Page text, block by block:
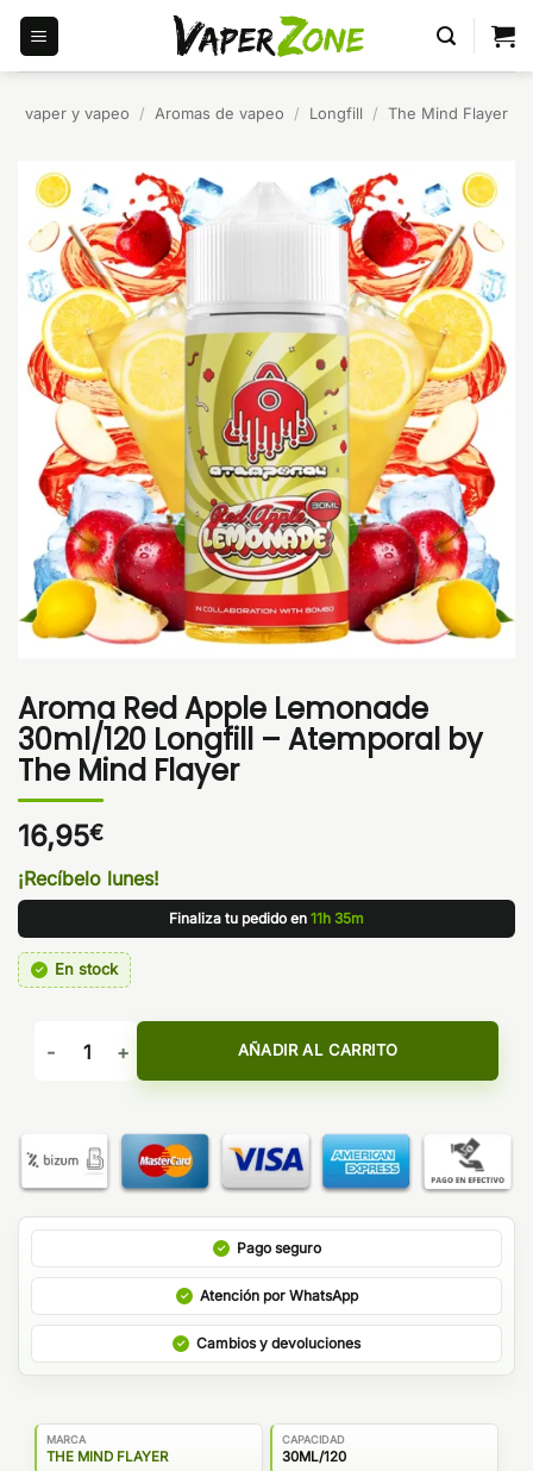
Saltar
contenido
vaper y vapeo / Aromas de vapeo / Longfill / The Mind Flayer
Aroma Red Apple Lemonade
30ml/120 Longfill – Atemporal by
The Mind Flayer
16,95€
¡Recíbelo lunes!
Finaliza tu pedido en 11h 35m
En stock
Aroma Red Apple Lemonade 30ml/120 Longfill - Atemporal
AÑADIR AL CARRITO
Pago seguro
Atención por WhatsApp
Cambios y devoluciones
MARCA
THE MIND FLAYER
CAPACIDAD
30ML/120